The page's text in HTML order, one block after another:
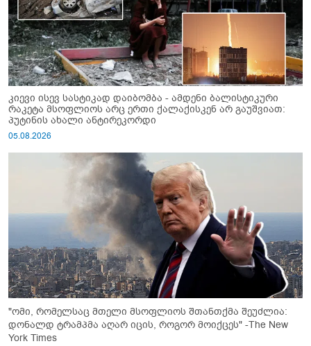
კიევი ისევ სასტიკად დაიბომბა - ამდენი ბალისტიკური
რაკეტა მსოფლიოს არც ერთი ქალაქისკენ არ გაუშვიათ:
პუტინის ახალი ანტირეკორდი
05.08.2026
"ომი, რომელსაც მთელი მსოფლიოს შთანთქმა შეუძლია:
დონალდ ტრამპმა აღარ იცის, როგორ მოიქცეს" -The New
York Times